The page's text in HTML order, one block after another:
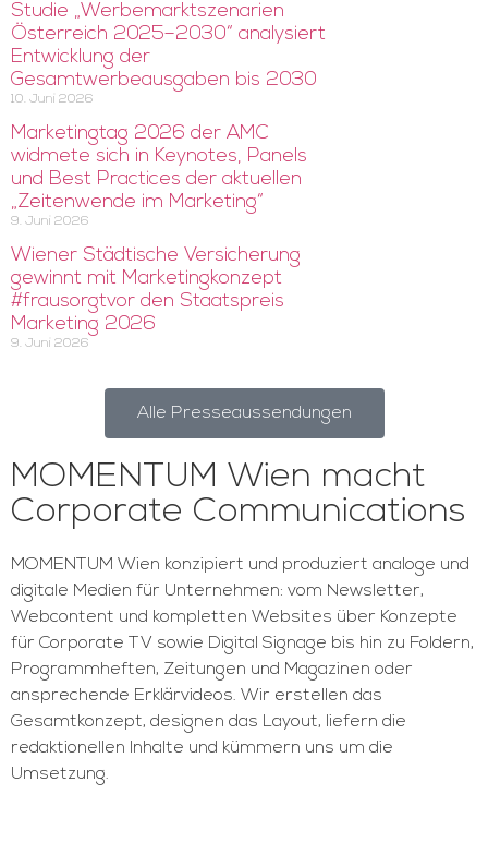
Studie „Werbemarktszenarien
Österreich 2025–2030“ analysiert
Entwicklung der
Gesamtwerbeausgaben bis 2030
10. Juni 2026
Marketingtag 2026 der AMC
widmete sich in Keynotes, Panels
und Best Practices der aktuellen
„Zeitenwende im Marketing“
9. Juni 2026
Wiener Städtische Versicherung
gewinnt mit Marketingkonzept
#frausorgtvor den Staatspreis
Marketing 2026
9. Juni 2026
Alle Presseaussendungen
MOMENTUM Wien macht
Corporate Communications
MOMENTUM Wien konzipiert und produziert analoge und
digitale Medien für Unternehmen: vom Newsletter,
Webcontent und kompletten Websites über Konzepte
für Corporate TV sowie Digital Signage bis hin zu Foldern,
Programmheften, Zeitungen und Magazinen oder
ansprechende Erklärvideos. Wir erstellen das
Gesamtkonzept, designen das Layout, liefern die
redaktionellen Inhalte und kümmern uns um die
Umsetzung.